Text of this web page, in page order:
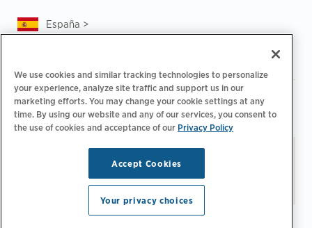
España >
Política de privacidad | Tus opciones de privacidad
Aviso legal | Estado de cuenta de accesibilidad |
Código de
conducta para proveedores
| Información sobre EPR
Administrar preferencias
de correo electrónico
Inc. Todos los derechos
reservados.
We use cookies and similar tracking technologies to personalize
your experience, analyze site traffic and support us in our
marketing efforts. You may change your cookie settings at any
time. By using our website and any of our services, you consent to
the use of cookies and acceptance of our Privacy Policy
Accept Cookies
Your privacy choices